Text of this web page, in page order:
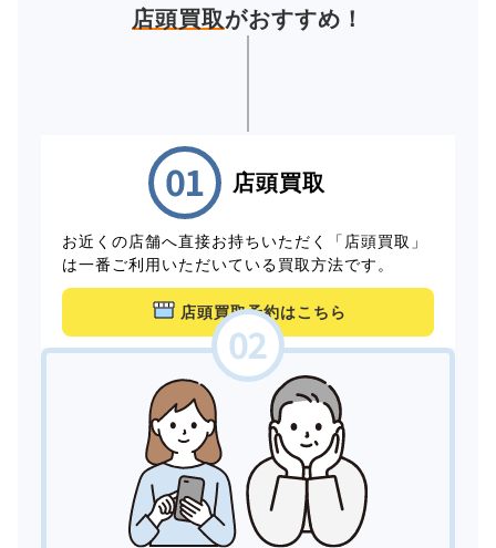
店頭買取がおすすめ！
店頭買取
お近くの店舗へ直接お持ちいただく「店頭買取」
は一番ご利用いただいている買取方法です。
店頭買取予約はこちら